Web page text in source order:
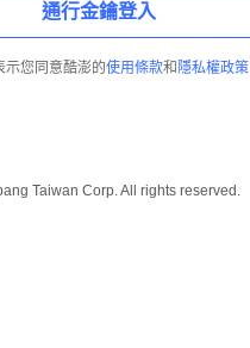
通行金鑰登入
示您同意酷澎的使用條款和 隱私權政策
Taiwan Corp. All rights reserved.